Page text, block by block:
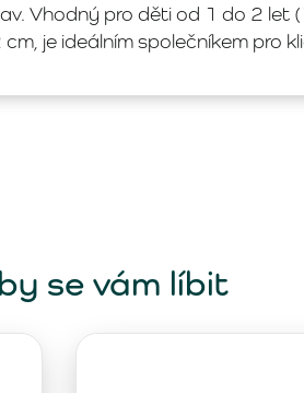
Vhodný pro děti od 1 do 2 let
je ideálním společníkem pro
se vám líbit